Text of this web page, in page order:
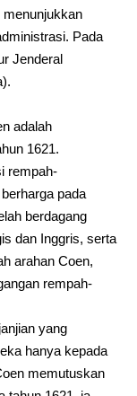
menunjukkan
Pada
Jenderal
adalah
1621.
rempah-
pada
berdagang
dan Inggris, serta
arahan Coen,
rempah-
yang
hanya kepada
memutuskan